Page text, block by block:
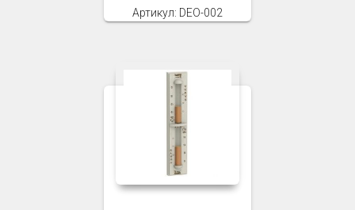
Артикул: DEO-002